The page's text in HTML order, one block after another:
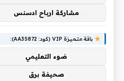
XEOMIN
مشاركة ارباح ادسنس
باقة متميزة VIP (كود: AA35872):
ضوء التعليمي
صحيفة برق